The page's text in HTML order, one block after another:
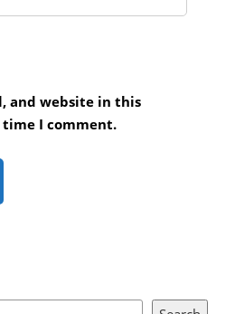
and website in this
I comment.